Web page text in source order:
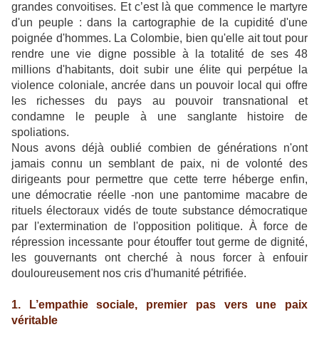
grandes convoitises. Et c’est là que commence le martyre
d'un peuple : dans la cartographie de la cupidité d'une
poignée d'hommes. La Colombie, bien qu'elle ait tout pour
rendre une vie digne possible à la totalité de ses 48
millions d'habitants, doit subir une élite qui perpétue la
violence coloniale, ancrée dans un pouvoir local qui offre
les richesses du pays au pouvoir transnational et
condamne le peuple à une sanglante histoire de
spoliations.
Nous avons déjà oublié combien de générations n'ont
jamais connu un semblant de paix, ni de volonté des
dirigeants pour permettre que cette terre héberge enfin,
une démocratie réelle -non une pantomime macabre de
rituels électoraux vidés de toute substance démocratique
par l'extermination de l'opposition politique. À force de
répression incessante pour étouffer tout germe de dignité,
les gouvernants ont cherché à nous forcer à enfouir
douloureusement nos cris d'humanité pétrifiée.
1. L’empathie sociale, premier pas vers une paix
véritable